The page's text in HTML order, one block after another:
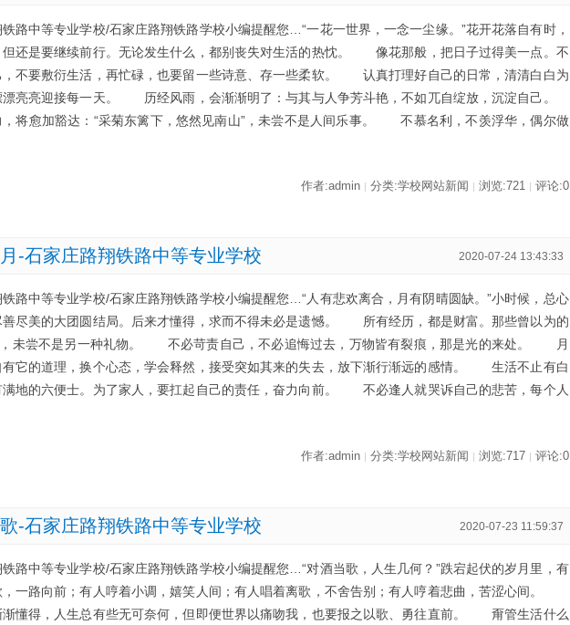
路中等专业学校/石家庄路翔铁路学校小编提醒您…“一花一世界，一念一尘缘。”花开花落自有时，
但还是要继续前行。无论发生什么，都别丧失对生活的热忱。 像花那般，把日子过得美一点。不
，不要敷衍生活，再忙碌，也要留一些诗意、存一些柔软。 认真打理好自己的日常，清清白白为
漂亮亮迎接每一天。 历经风雨，会渐渐明了：与其与人争芳斗艳，不如兀自绽放，沉淀自己。
将愈加豁达：“采菊东篱下，悠然见南山”，未尝不是人间乐事。 不慕名利，不羡浮华，偶尔做
作者:admin | 分类:学校网站新闻 | 浏览:721 | 评论:0
-石家庄路翔铁路中等专业学校 2020-07-24 13:43:33
路中等专业学校/石家庄路翔铁路学校小编提醒您…“人有悲欢离合，月有阴晴圆缺。”小时候，总心
善尽美的大团圆结局。后来才懂得，求而不得未必是遗憾。 所有经历，都是财富。那些曾以为的
，未尝不是另一种礼物。 不必苛责自己，不必追悔过去，万物皆有裂痕，那是光的来处。 月
有它的道理，换个心态，学会释然，接受突如其来的失去，放下渐行渐远的感情。 生活不止有白
满地的六便士。为了家人，要扛起自己的责任，奋力向前。 不必逢人就哭诉自己的悲苦，每个人
作者:admin | 分类:学校网站新闻 | 浏览:717 | 评论:0
-石家庄路翔铁路中等专业学校 2020-07-23 11:59:37
路中等专业学校/石家庄路翔铁路学校小编提醒您…“对酒当歌，人生几何？”跌宕起伏的岁月里，有
，一路向前；有人哼着小调，嬉笑人间；有人唱着离歌，不舍告别；有人哼着悲曲，苦涩心间。
渐懂得，人生总有些无可奈何，但即便世界以痛吻我，也要报之以歌、勇往直前。 甭管生活什么